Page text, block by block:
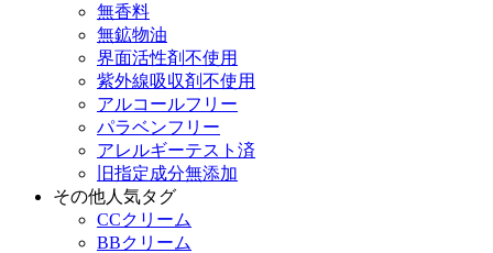
無香料
無鉱物油
界面活性剤不使用
紫外線吸収剤不使用
アルコールフリー
パラベンフリー
アレルギーテスト済
旧指定成分無添加
その他人気タグ
CCクリーム
BBクリーム